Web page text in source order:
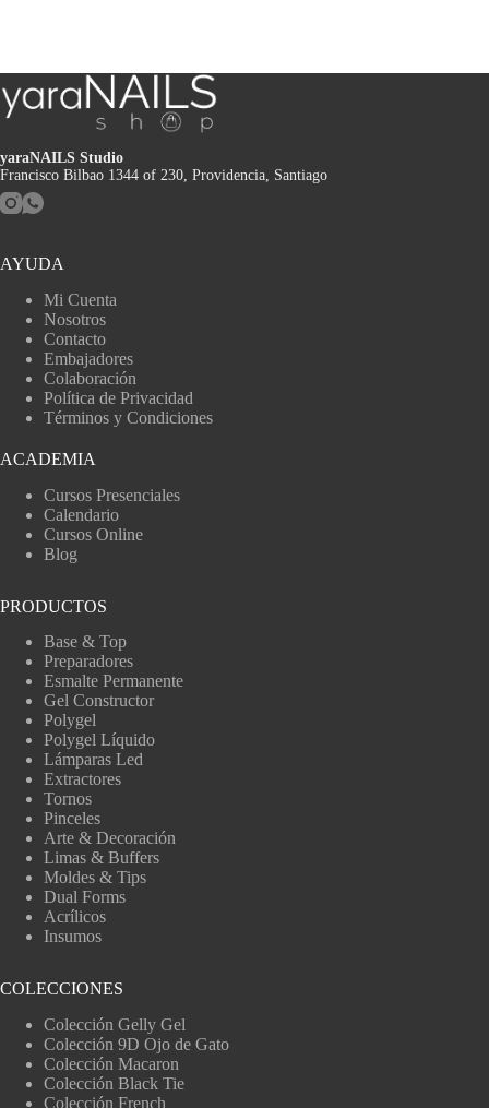
yaraNAILS Studio
Francisco Bilbao 1344 of 230, Providencia, Santiago
AYUDA
Mi Cuenta
Nosotros
Contacto
Embajadores
Colaboración
Política de Privacidad
Términos y Condiciones
ACADEMIA
Cursos Presenciales
Calendario
Cursos Online
Blog
PRODUCTOS
Base & Top
Preparadores
Esmalte Permanente
Gel Constructor
Polygel
Polygel Líquido
Lámparas Led
Extractores
Tornos
Pinceles
Arte & Decoración
Limas & Buffers
Moldes & Tips
Dual Forms
Acrílicos
Insumos
COLECCIONES
Colección Gelly Gel
Colección 9D Ojo de Gato
Colección Macaron
Colección Black Tie
Colección French